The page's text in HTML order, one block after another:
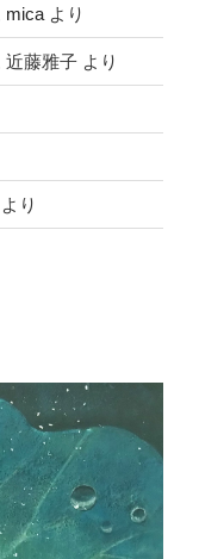
mica より
近藤雅子 より
より